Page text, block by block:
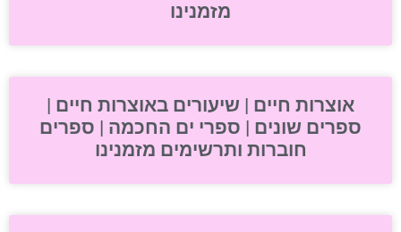
מזמנינו
אוצרות חיים | שיעורים באוצרות חיים |
ספרים שונים | ספרי ים החכמה | ספרים
חוברות ותרשימים מזמנינו